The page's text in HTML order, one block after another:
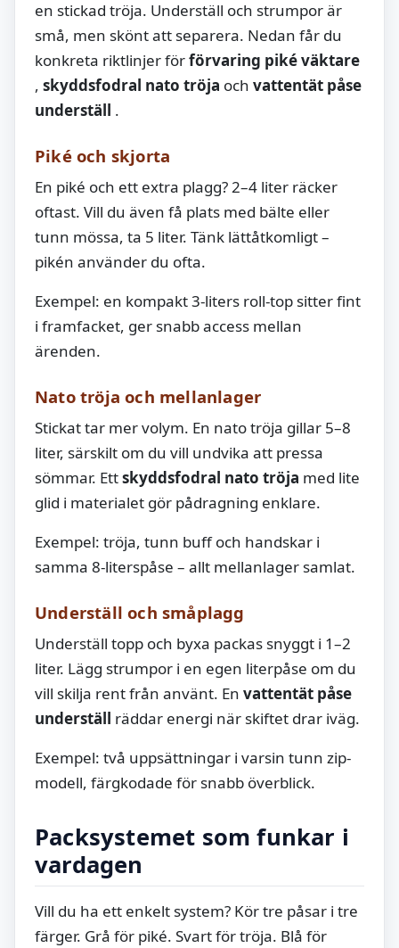
en stickad tröja. Underställ och strumpor är
små, men skönt att separera. Nedan får du
konkreta riktlinjer förförvaring piké väktare
, skyddsfodral nato tröja och vattentät påse
underställ .
Piké och skjorta
En piké och ett extra plagg? 2–4 liter räcker
oftast. Vill du även få plats med bälte eller
tunn mössa, ta 5 liter. Tänk lättåtkomligt –
pikén använder du ofta.
Exempel: en kompakt 3-liters roll-top sitter fint
i framfacket, ger snabb access mellan
ärenden.
Nato tröja och mellanlager
Stickat tar mer volym. En nato tröja gillar 5–8
liter, särskilt om du vill undvika att pressa
sömmar. Ettskyddsfodral nato tröja med lite
glid i materialet gör pådragning enklare.
Exempel: tröja, tunn buff och handskar i
samma 8-literspåse – allt mellanlager samlat.
Underställ och småplagg
Underställ topp och byxa packas snyggt i 1–2
liter. Lägg strumpor i en egen literpåse om du
vill skilja rent från använt. En vattentät påse
underställ räddar energi när skiftet drar iväg.
Exempel: två uppsättningar i varsin tunn zip-
modell, färgkodade för snabb överblick.
Packsystemet som funkar i
vardagen
Vill du ha ett enkelt system? Kör tre påsar i tre
färger. Grå för piké. Svart för tröja. Blå för